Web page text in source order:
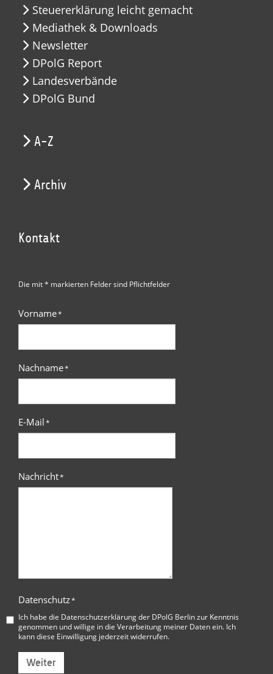
Steuererklärung leicht gemacht
Mediathek & Downloads
Newsletter
DPolG Report
Landesverbände
DPolG Bund
A-Z
Archiv
Kontakt
Die mit * markierten Felder sind Pflichtfelder
Vorname*
Nachname*
E-Mail*
Nachricht*
Datenschutz*
Ich habe die Datenschutzerklärung der DPolG Berlinzur Kenntnis
genommen und willige in die Verarbeitung meiner Daten ein. Ich
kann diese Einwilligung jederzeit widerrufen.
Weiter